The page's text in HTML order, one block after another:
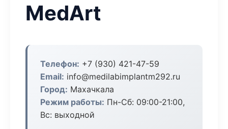
MedArt
Телефон: +7 (930) 421-47-59
Email: info@medilabimplantm292.ru
Город: Махачкала
Режим работы: Пн-Сб: 09:00-21:00,
Вс: выходной